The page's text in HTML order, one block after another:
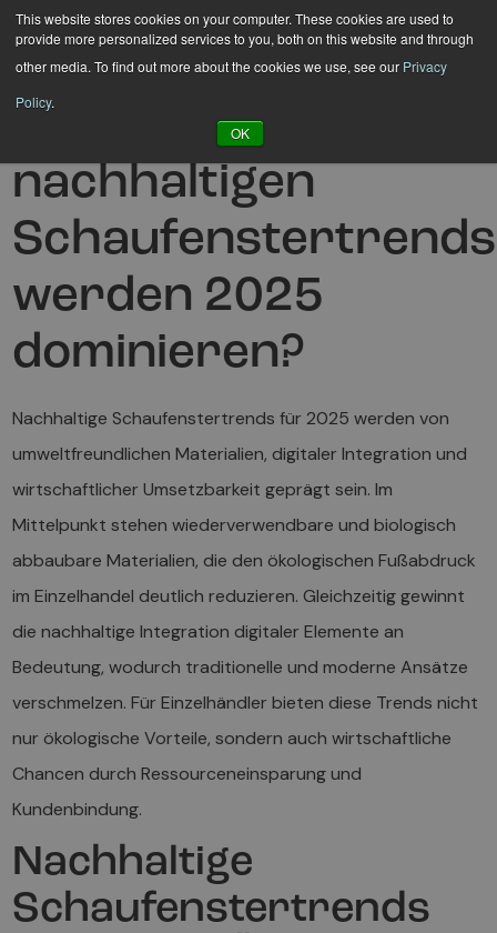
This website stores cookies on your computer. These cookies are used to
provide more personalized services to you, both on this website and through
other media. To find out more about the cookies we use, see our Privacy
Policy.
OK
Hyppää
sisältöön
Welche
nachhaltigen
Schaufenstertrends
werden 2025
dominieren?
Nachhaltige Schaufenstertrends für 2025 werden von
umweltfreundlichen Materialien, digitaler Integration und
wirtschaftlicher Umsetzbarkeit geprägt sein. Im
Mittelpunkt stehen wiederverwendbare und biologisch
abbaubare Materialien, die den ökologischen Fußabdruck
im Einzelhandel deutlich reduzieren. Gleichzeitig gewinnt
die nachhaltige Integration digitaler Elemente an
Bedeutung, wodurch traditionelle und moderne Ansätze
verschmelzen. Für Einzelhändler bieten diese Trends nicht
nur ökologische Vorteile, sondern auch wirtschaftliche
Chancen durch Ressourceneinsparung und
Kundenbindung.
Nachhaltige
Schaufenstertrends